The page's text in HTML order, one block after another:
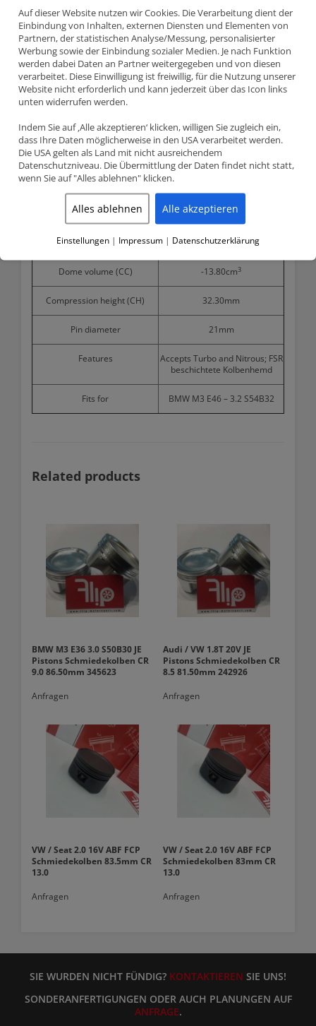
Teilenummer 297118
JE Pistons Schmiedekolben Kit (6 Stk.) 87.50mm CR 11.5:1mit
Perfect Skirt Beschichtung
BMW M3 E46 – 3.2 (S54B32)
Bore size 87.50mm
Stroke
JE Pistons compression ratio
(CR)
11.5:1
OEM compression ratio (CR) 11.3:1
Dome volume (CC) -13.80cm3
Compression height (CH) 32.30mm
Pin diameter 21mm
Features
Accepts Turbo and Nitrous; FSR
beschichtete Kolbenhemd
Fits for BMW M3 E46 – 3.2 S54B32
Related products
BMW M3 E36 3.0 S50B30 JE
Pistons Schmiedekolben CR
9.0 86.50mm 345623
Anfragen
Audi / VW 1.8T 20V JE
Pistons Schmiedekolben CR
8.5 81.50mm 242926
Anfragen
VW / Seat 2.0 16V ABF FCP
Schmiedekolben 83.5mm CR
13.0
Anfragen
VW / Seat 2.0 16V ABF FCP
Schmiedekolben 83mm CR
13.0
Anfragen
SIE WURDEN NICHT FÜNDIG? KONTAKTIEREN SIE UNS!
SONDERANFERTIGUNGEN ODER AUCH PLANUNGEN AUF
ANFRAGE.
Auf dieser Website nutzen wir Cookies. Die Verarbeitung dient der
Einbindung von Inhalten, externen Diensten und Elementen von
Partnern, der statistischen Analyse/Messung, personalisierter
Werbung sowie der Einbindung sozialer Medien. Je nach Funktion
werden dabei Daten an Partner weitergegeben und von diesen
verarbeitet. Diese Einwilligung ist freiwillig, für die Nutzung unserer
Website nicht erforderlich und kann jederzeit über das Icon links
unten widerrufen werden.
Indem Sie auf ‚Alle akzeptieren‘ klicken, willigen Sie zugleich ein,
dass Ihre Daten möglicherweise in den USA verarbeitet werden.
Die USA gelten als Land mit nicht ausreichendem
Datenschutzniveau. Die Übermittlung der Daten findet nicht statt,
wenn Sie auf "Alles ablehnen" klicken.
Alles ablehnen Alle akzeptieren
Einstellungen | Impressum | Datenschutzerklärung